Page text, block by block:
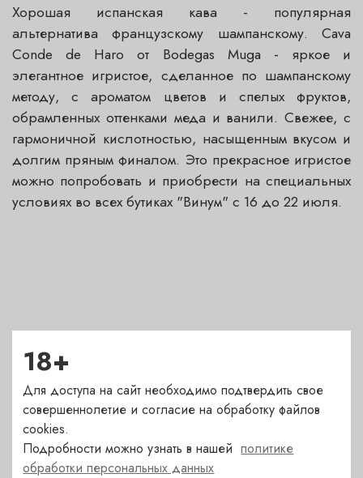
Хорошая испанская кава - популярная
альтернатива французскому шампанскому. Cava
Conde de Haro от Bodegas Muga - яркое и
элегантное игристое, сделанное по шампанскому
методу, с ароматом цветов и спелых фруктов,
обрамленных оттенками меда и ванили. Свежее, с
гармоничной кислотностью, насыщенным вкусом и
долгим пряным финалом. Это прекрасное игристое
можно попробовать и приобрести на специальных
условиях во всех бутиках "Винум" с 16 до 22 июля.
Последние события и акции. Статьи о вине
18+
Для доступа на сайт необходимо подтвердить свое
совершеннолетие и согласие на обработку файлов
cookies.
Подробности можно узнать в нашейполитике
обработки персональных данных